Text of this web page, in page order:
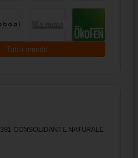
Tutti i brands
CONSOLIDANTE NATURALE